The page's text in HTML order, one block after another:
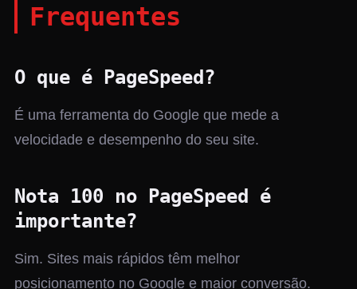
Frequentes
O que é PageSpeed?
É uma ferramenta do Google que mede a
velocidade e desempenho do seu site.
Nota 100 no PageSpeed é
importante?
Sim. Sites mais rápidos têm melhor
posicionamento no Google e maior conversão.